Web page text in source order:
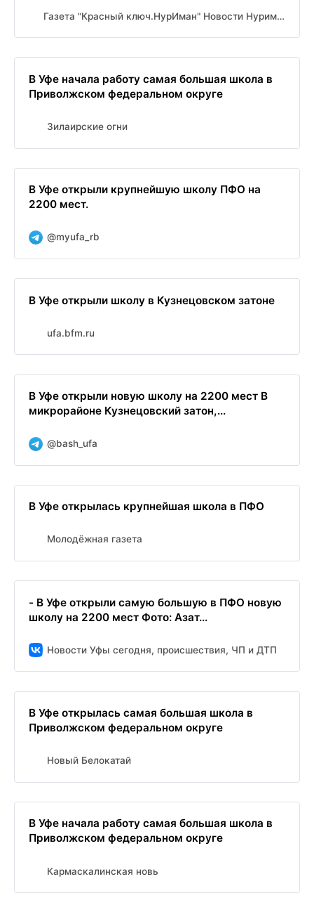
Газета "Красный ключ.НурИман" Новости Нуримановского района
В Уфе начала работу самая большая школа в
Приволжском федеральном округе
Зилаирские огни
В Уфе открыли крупнейшую школу ПФО на
2200 мест.
@myufa_rb
В Уфе открыли школу в Кузнецовском затоне
ufa.bfm.ru
В Уфе открыли новую школу на 2200 мест В
микрорайоне Кузнецовский затон,...
@bash_ufa
В Уфе открылась крупнейшая школа в ПФО
Молодёжная газета
- В Уфе открыли самую большую в ПФО новую
школу на 2200 мест Фото: Азат...
Новости Уфы сегодня, происшествия, ЧП и ДТП
В Уфе открылась самая большая школа в
Приволжском федеральном округе
Новый Белокатай
В Уфе начала работу самая большая школа в
Приволжском федеральном округе
Кармаскалинская новь